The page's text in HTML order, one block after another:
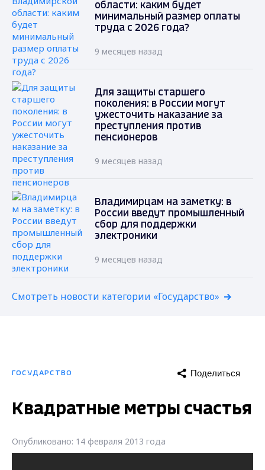
области: каким будет
минимальный размер оплаты
труда с 2026 года?
9 месяцев назад
Для защиты старшего
поколения: в России могут
ужесточить наказание за
преступления против
пенсионеров
9 месяцев назад
Владимирцам на заметку: в
России введут промышленный
сбор для поддержки
электроники
9 месяцев назад
Смотреть новости категории «Государство»
ГОСУДАРСТВО Поделиться
Квадратные метры счастья
Опубликовано: 14 февраля 2013 года